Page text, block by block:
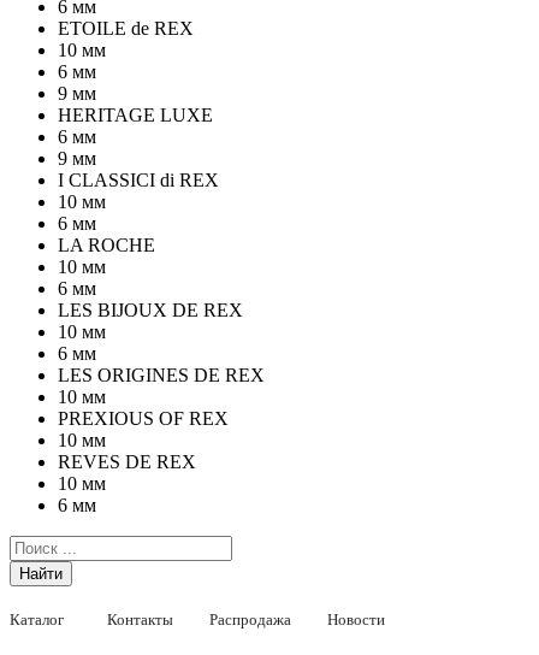
6 мм
ETOILE de REX
10 мм
6 мм
9 мм
HERITAGE LUXE
6 мм
9 мм
I CLASSICI di REX
10 мм
6 мм
LA ROCHE
10 мм
6 мм
LES BIJOUX DE REX
10 мм
6 мм
LES ORIGINES DE REX
10 мм
PREXIOUS OF REX
10 мм
REVES DE REX
10 мм
6 мм
Найти
Каталог Контакты Распродажа Новости